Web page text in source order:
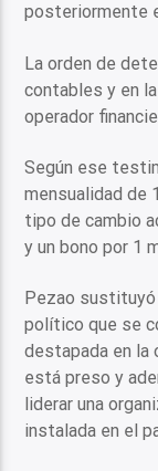
posteriormente
La orden de
contables y en
operador
Según ese
mensualidad de
tipo de cambio
y un bono por 1
Pezao sustituyó
político que se
destapada en la
está preso y
liderar una
instalada en el